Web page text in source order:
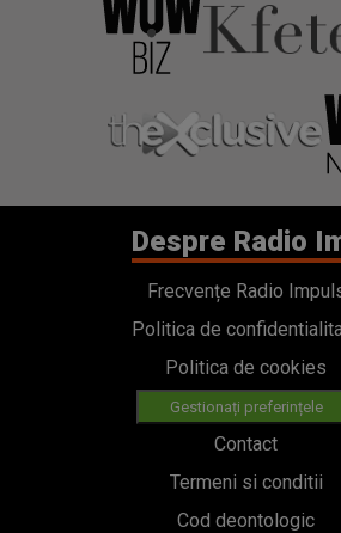
Despre Radio
Frecvențe Radio
Politica de
Politica de cookies
Gestionați preferințele
Contact
Termeni si conditii
Cod deontologic